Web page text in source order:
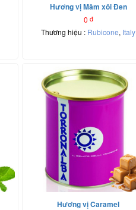
Hương vị Mâm xôi Đen
0 đ
Thương hiệu : Rubicone, Italy
Hương vị Caramel